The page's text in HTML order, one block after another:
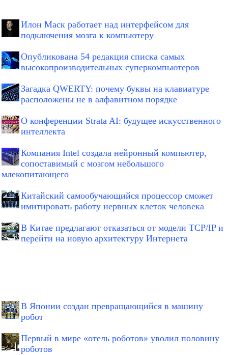
Илон Маск работает над интерфейсом для
подключения мозга к компьютеру
Опубликована 54 редакция списка самых
высокопроизводительных суперкомпьютеров
Загадка QWERTY: почему буквы на клавиатуре
расположены не в алфавитном порядке
О конференции Strata AI: будущее искусственного
интеллекта
Компания Intel создала нейронный компьютер,
сопоставимый с мозгом небольшого
млекопитающего
Китайский самообучающийся процессор сможет
имитировать работу нервных клеток человека
В Китае предлагают отказаться от модели TCP/IP и
перейти на новую архитектуру Интернета
В Японии создан превращающийся в машину
робот
Первый в мире «отель роботов» уволил половину
роботов